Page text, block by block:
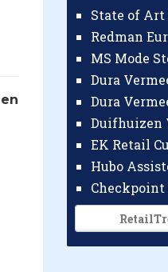
State of Art
MS Mode